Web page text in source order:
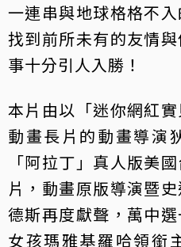
一連串與地球格格不
找到前所未有的友情
事十分引人入勝！
本片由以「迷你網紅
動畫長片的動畫導演
「阿拉丁」真人版美
片，動畫原版導演暨
德斯再度獻聲，萬中
女孩瑪雅基羅哈領銜